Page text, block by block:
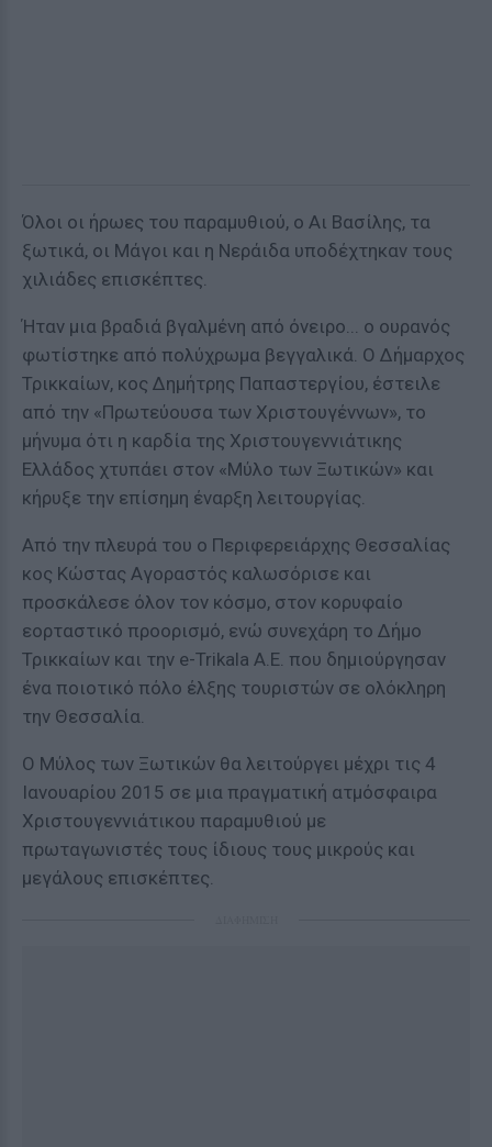
Όλοι οι ήρωες του παραμυθιού, ο Αι Βασίλης, τα
ξωτικά, οι Μάγοι και η Νεράιδα υποδέχτηκαν τους
χιλιάδες επισκέπτες.
Ήταν μια βραδιά βγαλμένη από όνειρο... ο ουρανός
φωτίστηκε από πολύχρωμα βεγγαλικά. Ο Δήμαρχος
Τρικκαίων, κος Δημήτρης Παπαστεργίου, έστειλε
από την «Πρωτεύουσα των Χριστουγέννων», το
μήνυμα ότι η καρδία της Χριστουγεννιάτικης
Ελλάδος χτυπάει στον «Μύλο των Ξωτικών» και
κήρυξε την επίσημη έναρξη λειτουργίας.
Από την πλευρά του ο Περιφερειάρχης Θεσσαλίας
κος Κώστας Αγοραστός καλωσόρισε και
προσκάλεσε όλον τον κόσμο, στον κορυφαίο
εορταστικό προορισμό, ενώ συνεχάρη το Δήμο
Τρικκαίων και την e-Trikala Α.Ε. που δημιούργησαν
ένα ποιοτικό πόλο έλξης τουριστών σε ολόκληρη
την Θεσσαλία.
Ο Μύλος των Ξωτικών θα λειτούργει μέχρι τις 4
Ιανουαρίου 2015 σε μια πραγματική ατμόσφαιρα
Χριστουγεννιάτικου παραμυθιού με
πρωταγωνιστές τους ίδιους τους μικρούς και
μεγάλους επισκέπτες.